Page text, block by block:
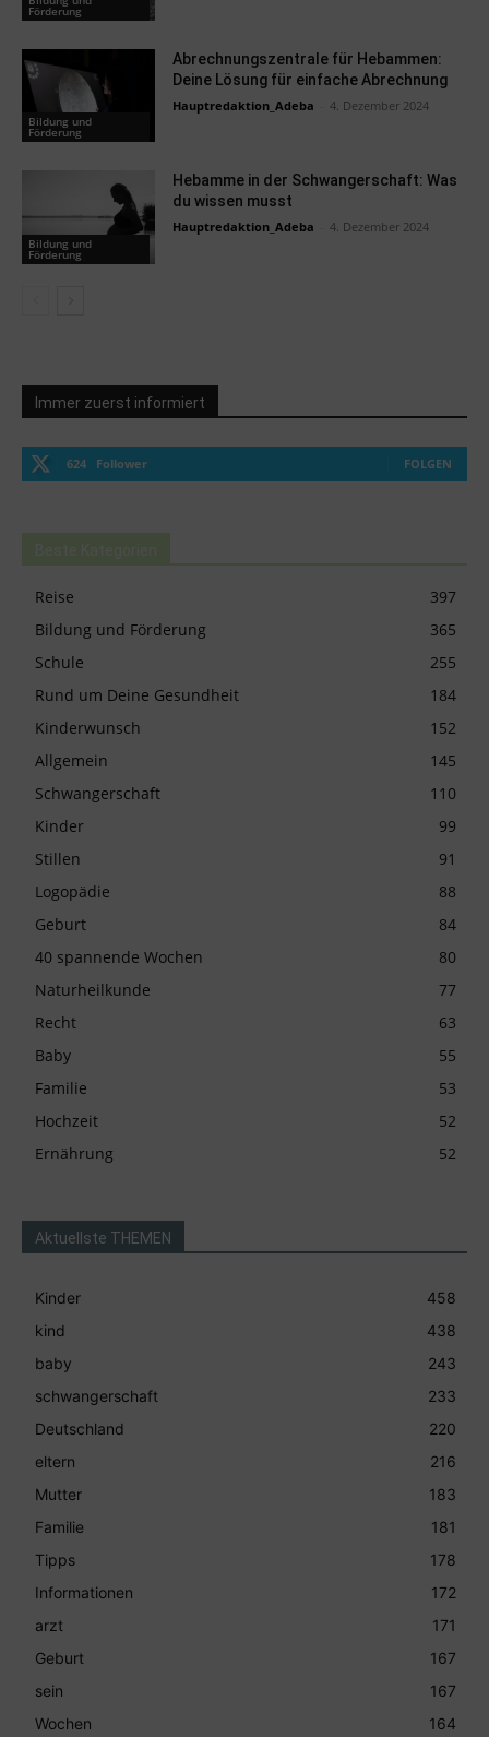
Förderung
Bildung und
Förderung
Abrechnungszentrale für Hebammen:
Deine Lösung für einfache Abrechnung
Hauptredaktion_Adeba 4. Dezember 2024
Bildung und
Förderung
Hebamme in der Schwangerschaft: Was
du wissen musst
Hauptredaktion_Adeba 4. Dezember 2024
Immer zuerst informiert
624 Follower FOLGEN
Reise
397
Bildung und Förderung
365
Schule
255
Rund um Deine Gesundheit
184
Kinderwunsch
152
Allgemein
145
Schwangerschaft
110
Kinder
99
Stillen
91
Logopädie
88
Geburt
84
40 spannende Wochen
80
Naturheilkunde
77
Recht
63
Baby
55
Familie
53
Hochzeit
52
Ernährung
52
Aktuellste THEMEN
Kinder
458
kind
438
baby
243
schwangerschaft
233
Deutschland
220
eltern
216
Mutter
183
Familie
181
Tipps
178
Informationen
172
arzt
171
Geburt
167
sein
167
Wochen
164